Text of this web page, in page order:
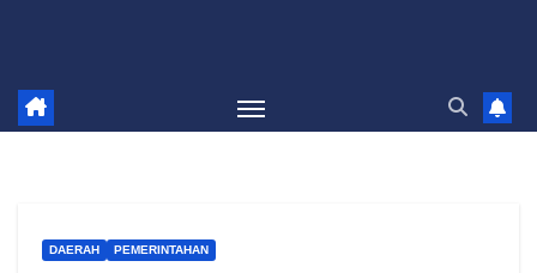
DAERAH PEMERINTAHAN